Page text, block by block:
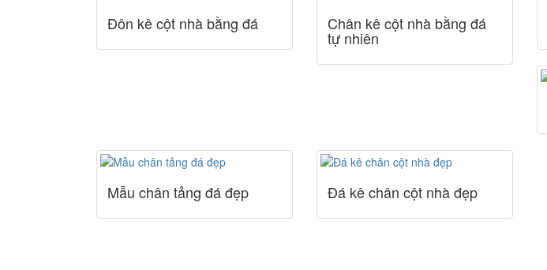
Đôn kê cột nhà bằng đá Chân kê cột nhà bằng đá
tự nhiên
Mẫu chân tảng đá đẹp Đá kê chân cột nhà đẹp